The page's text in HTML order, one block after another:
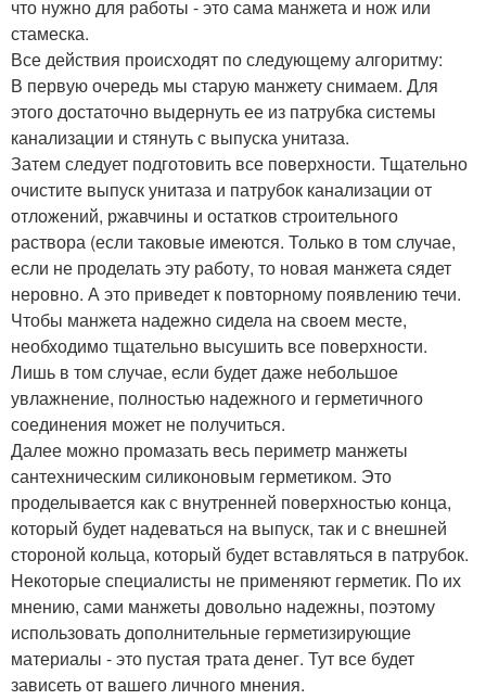
что нужно для работы - это сама манжета и нож или
стамеска.
Все действия происходят по следующему алгоритму:
В первую очередь мы старую манжету снимаем. Для
этого достаточно выдернуть ее из патрубка системы
канализации и стянуть с выпуска унитаза.
Затем следует подготовить все поверхности. Тщательно
очистите выпуск унитаза и патрубок канализации от
отложений, ржавчины и остатков строительного
раствора (если таковые имеются. Только в том случае,
если не проделать эту работу, то новая манжета сядет
неровно. А это приведет к повторному появлению течи.
Чтобы манжета надежно сидела на своем месте,
необходимо тщательно высушить все поверхности.
Лишь в том случае, если будет даже небольшое
увлажнение, полностью надежного и герметичного
соединения может не получиться.
Далее можно промазать весь периметр манжеты
сантехническим силиконовым герметиком. Это
проделывается как с внутренней поверхностью конца,
который будет надеваться на выпуск, так и с внешней
стороной кольца, который будет вставляться в патрубок.
Некоторые специалисты не применяют герметик. По их
мнению, сами манжеты довольно надежны, поэтому
использовать дополнительные герметизирующие
материалы - это пустая трата денег. Тут все будет
зависеть от вашего личного мнения.